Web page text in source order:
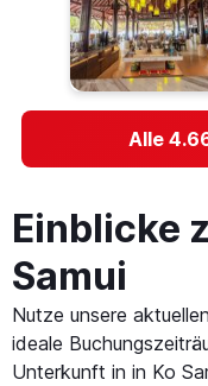
Alle
Einblicke
Samui
Nutze unsere
ideale
Unterkunft in in Ko